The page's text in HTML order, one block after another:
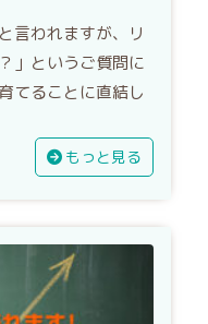
言われますが、リ
」というご質問に
てることに直結し
もっと見る